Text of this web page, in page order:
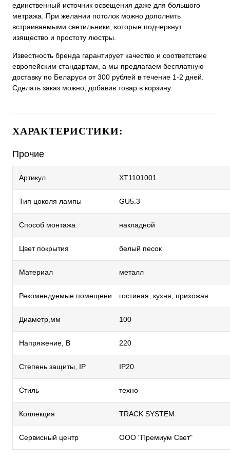
единственный источник освещения даже для большого
метража. При желании потолок можно дополнить
встраиваемыми светильники, которые подчеркнут
изящество и простоту люстры.
Известность бренда гарантирует качество и соответствие
европейским стандартам, а мы предлагаем бесплатную
доставку по Беларуси от 300 рублей в течение 1-2 дней.
Сделать заказ можно, добавив товар в корзину.
ХАРАКТЕРИСТИКИ:
Прочие
Артикул XT1101001
Тип цоколя лампы GU5.3
Способ монтажа накладной
Цвет покрытия белый песок
Материал металл
гостиная, кухня, прихожая
Диаметр,мм 100
Напряжение, В 220
Степень защиты, IP IP20
Стиль техно
Коллекция TRACK SYSTEM
Сервисный центр ООО "Премиум Свет"